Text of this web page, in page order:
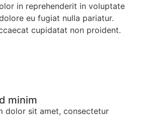
in reprehenderit in voluptate
eu fugiat nulla pariatur.
cupidatat non proident.
minim
dolor sit amet, consectetur